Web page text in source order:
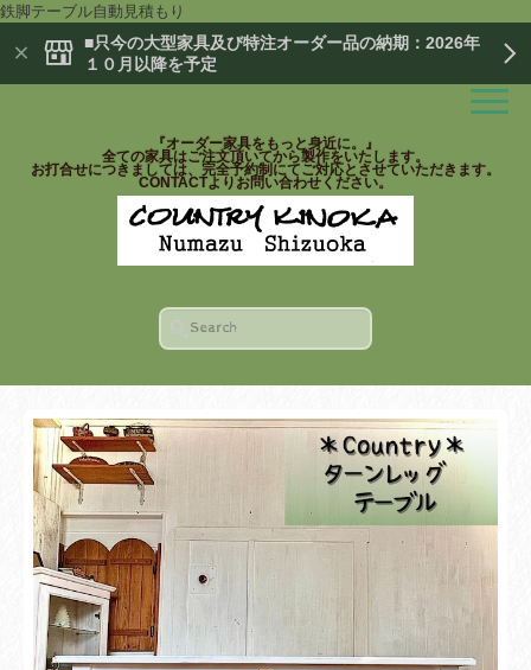
鉄脚テーブル自動見積もり
■只今の大型家具及び特注オーダー品の納期：2026年
１０月以降を予定
『オーダー家具をもっと身近に。』
全ての家具はご注文頂いてから製作をいたします。
お打合せにつきましては、完全予約制にてご対応とさせていただきます。
CONTACTよりお問い合わせください。